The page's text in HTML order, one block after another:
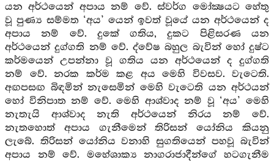
යන අර්ථයෙන් අපාය නම් වේ. ස්වර්ග මෝක්‍ෂයට හේතු
වූ පුණ්‍ය සම්මත ‘අය’ යෙන් ඉවත් වූයේ යන අර්ථයෙන් ද
අපාය නම් වේ. දුකේ ගතිය, දුකට පිළිසරණ යන
අර්ථයෙන් දුග්ගති නම් වේ. ද්වේෂ බහුල බැවින් හෝ දුෂ්ට
කර්මයෙන් උපන්නා වූ ගතිය යන අර්ථයෙන් ද දුග්ගති
නම් වේ. නරක කර්ම කළ අය මෙහි විවසව. වැටෙති.
අඟපසඟ බිඳමින් නැසෙමින් මෙහි වැටෙති යන අර්ථයන්
හෝ විනිපාත නම් වේ. මෙහි ආශ්වාද නම් වූ ‘අය’ මෙහි
නැතැයි ආශ්වාද නැති අර්ථයෙන් නිරය නම් වේ.
නැතහොත් අපාය ගැනීමෙන් තිරිසන් යෝනිය කියනු
ලැබේ. තිරිසන් යෝනිය වනාහි සුගතියෙන් පහවූ බැවින්
අපාය නම් වේ. මහේශාක්‍ය නාගරාජාදීන්ගේ හටගැනීම